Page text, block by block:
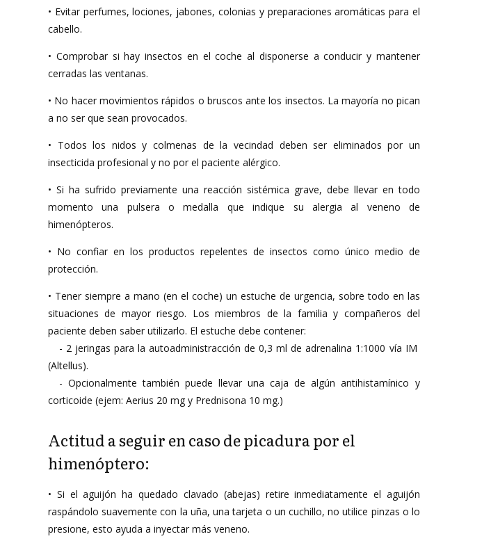
• Evitar perfumes, lociones, jabones, colonias y preparaciones aromáticas para el
cabello.
• Comprobar si hay insectos en el coche al disponerse a conducir y mantener
cerradas las ventanas.
• No hacer movimientos rápidos o bruscos ante los insectos. La mayoría no pican
a no ser que sean provocados.
• Todos los nidos y colmenas de la vecindad deben ser eliminados por un
insecticida profesional y no por el paciente alérgico.
• Si ha sufrido previamente una reacción sistémica grave, debe llevar en todo
momento una pulsera o medalla que indique su alergia al veneno de
himenópteros.
• No confiar en los productos repelentes de insectos como único medio de
protección.
• Tener siempre a mano (en el coche) un estuche de urgencia, sobre todo en las
situaciones de mayor riesgo. Los miembros de la familia y compañeros del
paciente deben saber utilizarlo. El estuche debe contener:
- 2 jeringas para la autoadministracción de 0,3 ml de adrenalina 1:1000 vía IM
(Altellus).
- Opcionalmente también puede llevar una caja de algún antihistamínico y
corticoide (ejem: Aerius 20 mg y Prednisona 10 mg.)
Actitud a seguir en caso de picadura por el
himenóptero:
• Si el aguijón ha quedado clavado (abejas) retire inmediatamente el aguijón
raspándolo suavemente con la uña, una tarjeta o un cuchillo, no utilice pinzas o lo
presione, esto ayuda a inyectar más veneno.